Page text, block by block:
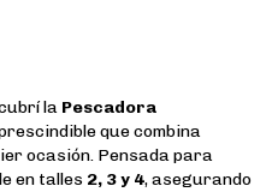
la Pescadora
que combina
ocasión. Pensada para
en talles 2, 3 y 4, asegurando